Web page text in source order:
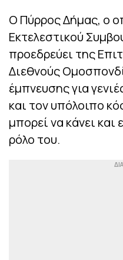
Ο Πύρρος Δήμας, ο
Εκτελεστικού
προεδρεύει της
Διεθνούς
έμπνευσης για
και τον υπόλοιπο
μπορεί να κάνει
ρόλο του.